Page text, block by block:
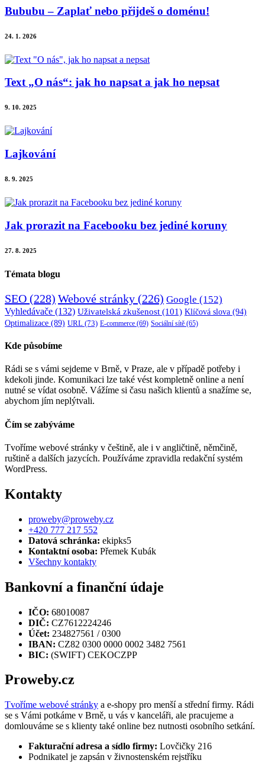
Bububu – Zaplať nebo přijdeš o doménu!
24. 1. 2026
Text „O nás“: jak ho napsat a jak ho nepsat
9. 10. 2025
Lajkování
8. 9. 2025
Jak prorazit na Facebooku bez jediné koruny
27. 8. 2025
Témata blogu
SEO (228) Webové stránky (226) Google (152)
Vyhledávače (132) Uživatelská zkušenost (101) Klíčová slova (94)
Optimalizace (89) URL (73) E-commerce (69) Sociální sítě (65)
Kde působíme
Rádi se s vámi sejdeme v Brně, v Praze, ale v případě potřeby i
kdekoli jinde. Komunikaci lze také vést kompletně online a není
nutné se vídat osobně. Vážíme si času našich klientů a snažíme se,
abychom jím neplýtvali.
Čím se zabýváme
Tvoříme webové stránky v češtině, ale i v angličtině, němčině,
ruštině a dalších jazycích. Používáme zpravidla redakční systém
WordPress.
Kontakty
proweby@proweby.cz
+420 777 217 552
Datová schránka: ekipks5
Kontaktní osoba: Přemek Kubák
Všechny kontakty
Bankovní a finanční údaje
IČO: 68010087
DIČ: CZ7612224246
Účet: 234827561 / 0300
IBAN: CZ82 0300 0000 0002 3482 7561
BIC: (SWIFT) CEKOCZPP
Proweby.cz
Tvoříme webové stránky a e-shopy pro menší a střední firmy. Rádi
se s Vámi potkáme v Brně, u vás v kanceláři, ale pracujeme a
domlouváme se s klienty také online bez nutnosti osobního setkání.
Fakturační adresa a sídlo firmy: Lovčičky 216
Podnikatel je zapsán v živnostenském rejstříku